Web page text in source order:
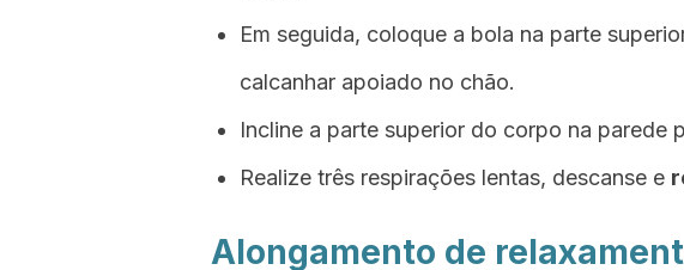
Em seguida, coloque a bola na parte
calcanhar apoiado no chão.
Incline a parte superior do corpo na parede
Realize três respirações lentas, descanse e
Alongamento de